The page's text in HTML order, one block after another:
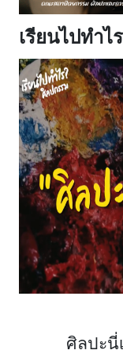
เรียนไปทำไ
ศิลปะนี่เรี